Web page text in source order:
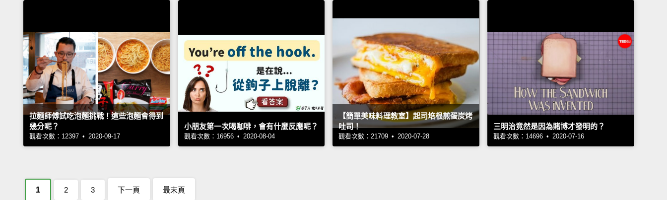
拉麵師傅試吃泡麵挑戰！這些泡麵會得到
幾分呢？
觀看次數：12397 • 2020-09-17
小朋友第一次喝咖啡，會有什麼反應呢？
觀看次數：16956 • 2020-08-04
【簡單美味料理教室】起司培根煎蛋炭烤
吐司！
觀看次數：21709 • 2020-07-28
三明治竟然是因為賭博才發明的？
觀看次數：14696 • 2020-07-16
1 2 3 下一頁 最末頁